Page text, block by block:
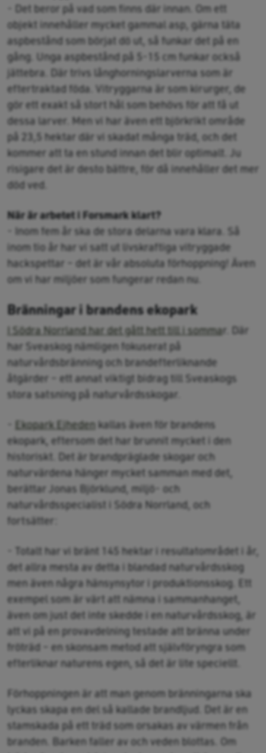
- Det beror på vad som finns där innan. Om ett
objekt innehåller mycket gammal asp, gärna täta
aspbestånd som börjat dö ut, så funkar det på en
gång. Unga aspbestånd på 5-15 cm funkar också
jättebra. Där trivs långhorningslarverna som är
eftertraktad föda. Vitryggarna är som kirurger, de
gör ett exakt så stort hål som behövs för att få ut
dessa larver. Men vi har även ett björkrikt område
på 23,5 hektar där vi skadat många träd, och det
kommer att ta en stund innan det blir optimalt. Ju
risigare det är desto bättre, för då innehåller det mer
död ved.
När är arbetet i Forsmark klart?
- Inom fem år ska de stora delarna vara klara. Så
inom tio år har vi satt ut livskraftiga vitryggade
hackspettar – det är vår absoluta förhoppning! Även
om vi har miljöer som fungerar redan nu.
Bränningar i brandens ekopark
I Södra Norrland har det gått hett till i sommar. Där
har Sveaskog nämligen fokuserat på
naturvårdsbränning och brandefterliknande
åtgärder – ett annat viktigt bidrag till Sveaskogs
stora satsning på naturvårdsskogar.
Ekopark Ejhedenkallas även för brandens
ekopark, eftersom det har brunnit mycket i den
historiskt. Det är brandpräglade skogar och
naturvärdena hänger mycket samman med det,
berättar Jonas Björklund, miljö- och
naturvårdsspecialist i Södra Norrland, och
fortsätter:
- Totalt har vi bränt 145 hektar i resultatområdet i år,
det allra mesta av detta i blandad naturvårdsskog
men även några hänsynsytor i produktionsskog. Ett
exempel som är värt att nämna i sammanhanget,
även om just det inte skedde i en naturvårdsskog, är
att vi på en provavdelning testade att bränna under
fröträd – en skonsam metod att självföryngra som
efterliknar naturens egen, så det är lite speciellt.
Förhoppningen är att man genom bränningarna ska
lyckas skapa en del så kallade brandljud. Det är en
stamskada på ett träd som orsakas av värmen från
branden. Barken faller av och veden blottas. Om